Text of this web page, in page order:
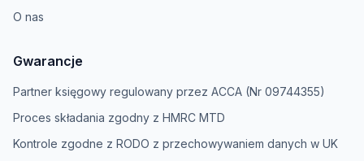
O nas
Gwarancje
Partner księgowy regulowany przez ACCA (Nr 09744355)
Proces składania zgodny z HMRC MTD
Kontrole zgodne z RODO z przechowywaniem danych w UK